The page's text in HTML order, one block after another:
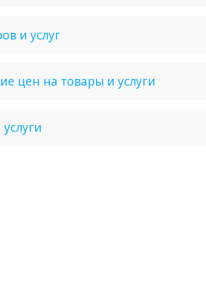
и услуг
цен на товары и услуги